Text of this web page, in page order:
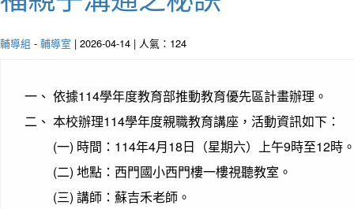
輔導組 - 輔導室 | 2026-04-14 | 人氣：124
一、 依據114學年度教育部推動教育優先區計畫辦理。
二、 本校辦理114學年度親職教育講座，活動資訊如下：
(一) 時間：114年4月18日（星期六）上午9時至12時
(二) 地點：西門國小西門樓一樓視聽教室。
(三) 講師：蘇吉禾老師。